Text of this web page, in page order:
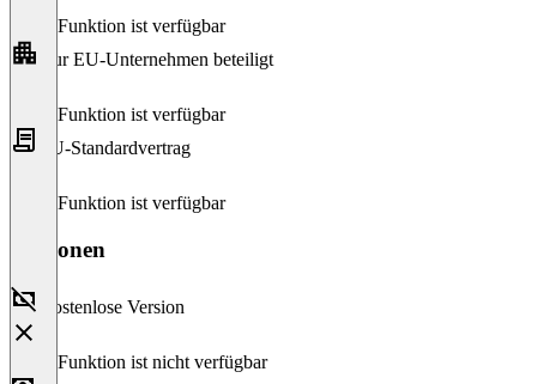
Diese Funktion ist verfügbar
Nur EU-Unternehmen beteiligt
Diese Funktion ist verfügbar
EU-Standardvertrag
Diese Funktion ist verfügbar
Versionen
Kostenlose Version
Diese Funktion ist nicht verfügbar